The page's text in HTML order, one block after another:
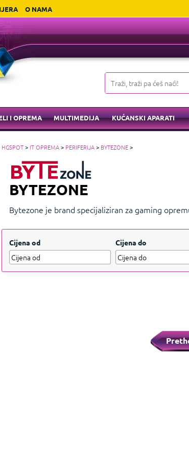
O NAMA
I OPREMA MULTIMEDIJA KUĆANSKI APARATI
HGSPOT> IT OPREMA> PERIFERIJA> BYTEZONE>
BYTEZONE
Bytezone je brand specijaliziran za gaming
Cijena od Cijena do